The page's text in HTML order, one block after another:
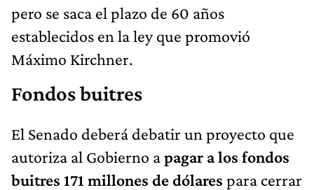
pero se saca el plazo de 60 años
establecidos en la ley que promovió
Máximo Kirchner.
Fondos buitres
El Senado deberá debatir un proyecto que
autoriza al Gobierno apagar a los fondos
buitres 171 millones de dólares para cerrar